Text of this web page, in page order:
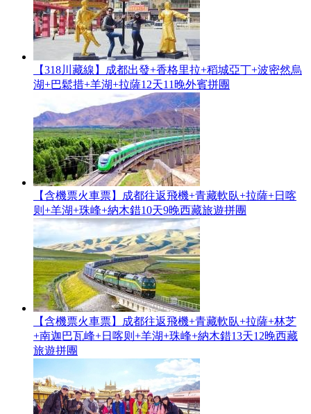
【318川藏線】成都出發+香格里拉+稻城亞丁+波密然烏
湖+巴鬆措+羊湖+拉薩12天11晚外賓拼團
【含機票火車票】成都往返飛機+青藏軟臥+拉薩+日喀
则+羊湖+珠峰+納木錯10天9晚西藏旅遊拼團
【含機票火車票】成都往返飛機+青藏軟臥+拉薩+林芝
+南迦巴瓦峰+日喀则+羊湖+珠峰+納木錯13天12晚西藏
旅遊拼團